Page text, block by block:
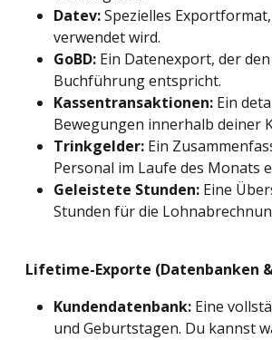
Datev: Spezielles
verwendet wird.
GoBD: Ein Datenexport, der
Buchführung entspricht.
Kassentransaktionen: Ein
Bewegungen innerhalb deiner
Trinkgelder: Ein
Personal im Laufe des Monats
Geleistete Stunden: Eine
Stunden für die
Lifetime-Exporte (Datenbanken
Kundendatenbank: Eine
und Geburtstagen. Du kannst